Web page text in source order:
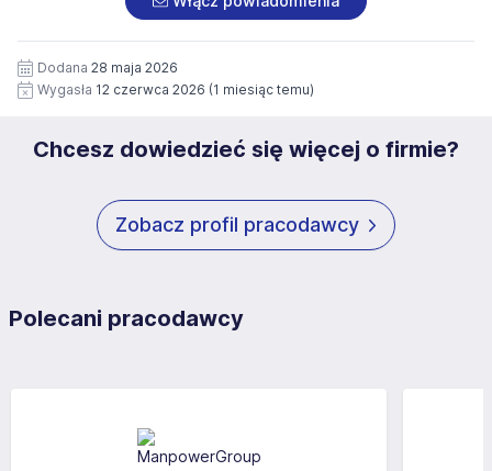
siedziby administratora.
https://www.workprofit.pl/klauzula-informacyjna.html
wizerunku), na potrzeby przyszłych rekrutacji przez okres
12 miesięcy. Zgoda jest dobrowolna i może być w każdym
czasie wycofana.
Dodana 28 maja 2026
Wygasła 12 czerwca 2026 (1 miesiąc temu)
Chcesz dowiedzieć się więcej o firmie?
Zobacz profil pracodawcy
Polecani pracodawcy